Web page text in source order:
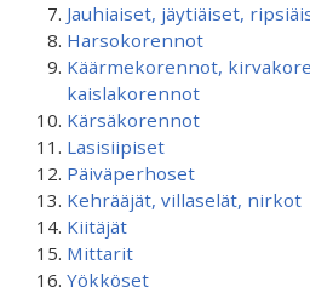
Jauhiaiset, jäytiäiset,
Harsokorennot
Käärmekorennot,
kaislakorennot
Kärsäkorennot
Lasisiipiset
Päiväperhoset
Kehrääjät, villaselät, nirkot
Kiitäjät
Mittarit
Yökköset